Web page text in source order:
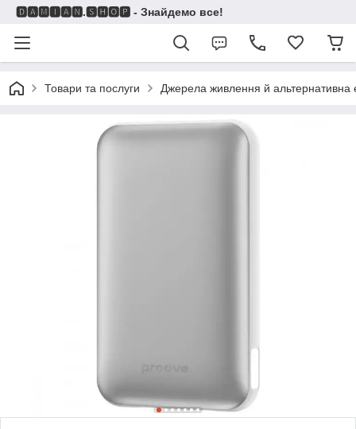
🅳🅰🅼🅸🅰🅽.🆂🅷🅾🅿 - Знайдемо все!
Товари та послуги Джерела живлення й альтернативна